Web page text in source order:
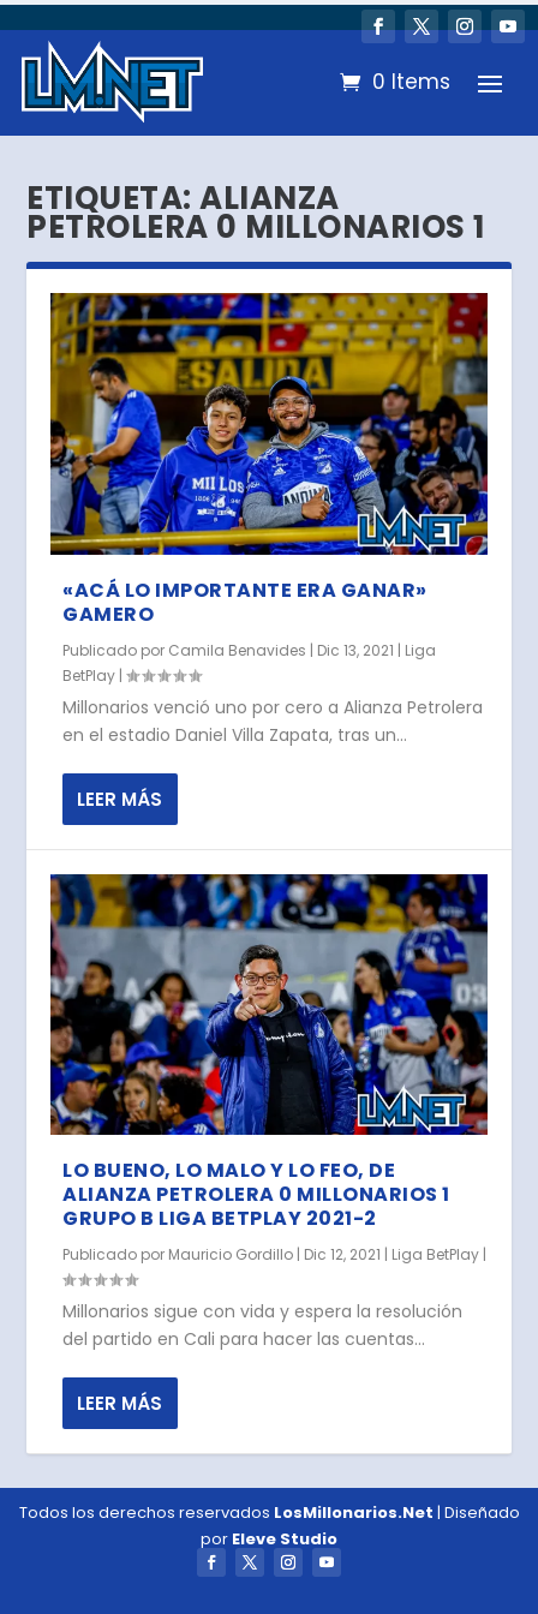
0 Items
ETIQUETA:ALIANZA
PETROLERA 0 MILLONARIOS 1
«ACÁ LO IMPORTANTE ERA GANAR»
GAMERO
Publicado por Camila Benavides | Dic 13, 2021 | Liga
BetPlay |
Millonarios venció uno por cero a Alianza Petrolera
en el estadio Daniel Villa Zapata, tras un...
LEER MÁS
LO BUENO, LO MALO Y LO FEO, DE
ALIANZA PETROLERA 0 MILLONARIOS 1
GRUPO B LIGA BETPLAY 2021-2
Publicado por Mauricio Gordillo | Dic 12, 2021 | Liga BetPlay |
Millonarios sigue con vida y espera la resolución
del partido en Cali para hacer las cuentas...
LEER MÁS
Todos los derechos reservados LosMillonarios.Net | Diseñado
por Eleve Studio